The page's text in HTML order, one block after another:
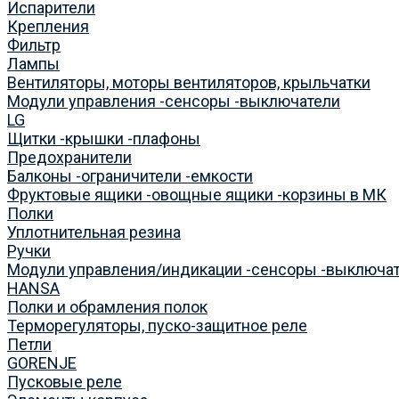
Испарители
Крепления
Фильтр
Лампы
Вентиляторы, моторы вентиляторов, крыльчатки
Модули управления -сенсоры -выключатели
LG
Щитки -крышки -плафоны
Предохранители
Балконы -ограничители -емкости
Фруктовые ящики -овощные ящики -корзины в МК
Полки
Уплотнительная резина
Ручки
Модули управления/индикации -сенсоры -
HANSA
Полки и обрамления полок
Терморегуляторы, пуско-защитное реле
Петли
GORENJE
Пусковые реле